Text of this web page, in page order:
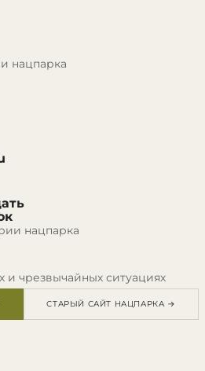
нацпарка
нацпарка
и чрезвычайных ситуациях
СТАРЫЙ САЙТ НАЦПАРКА →